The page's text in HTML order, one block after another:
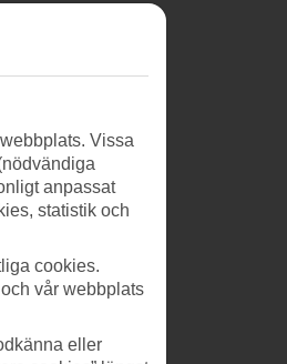
Vissa
anpassat
statistik och
cookies.
vår webbplats
eller